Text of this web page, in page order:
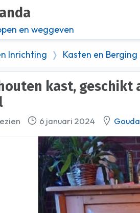
en weggeven
Inrichting Kasten en Berging
6 januari 2024 Gouda